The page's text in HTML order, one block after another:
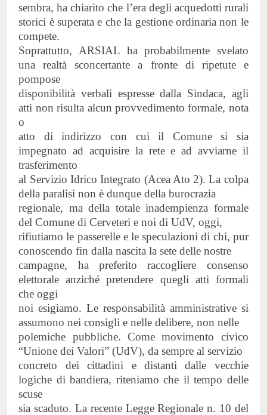
sembra, ha chiaritoche l’era degli acquedotti rurali
storici è superata e che la gestione ordinaria non le
compete.
Soprattutto, ARSIAL ha probabilmente svelato
una realtà sconcertante a fronte di ripetute e
pompose
disponibilità verbali espresse dalla Sindaca, agli
atti non risulta alcun provvedimento formale, nota
o
atto di indirizzo con cui il Comune si sia
impegnato ad acquisire la rete e ad avviarne il
trasferimento
al Servizio Idrico Integrato (Acea Ato 2). La colpa
della paralisi non è dunque della burocrazia
regionale, ma della totale inadempienza formale
del Comune di Cerveteri e noi di UdV, oggi,
rifiutiamo le passerelle e le speculazioni di chi, pur
conoscendo fin dalla nascita la sete delle nostre
campagne, ha preferito raccogliere consenso
elettorale anziché pretendere quegli atti formali
che oggi
noi esigiamo. Le responsabilità amministrative si
assumono nei consigli e nelle delibere, non nelle
polemiche pubbliche. Come movimento civico
“Unione dei Valori” (UdV), da sempre al servizio
concreto dei cittadini e distanti dalle vecchie
logiche di bandiera, riteniamo che il tempo delle
scuse
sia scaduto. La recente Legge Regionale n. 10 del